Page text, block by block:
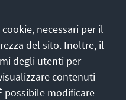
necessari per il
del sito. Inoltre, il
degli utenti per
contenuti
possibile modificare